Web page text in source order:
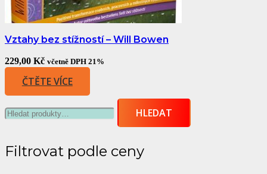
Vztahy bez stížností – Will Bowen
229,00 Kč včetně DPH 21%
ČTĚTE VÍCE
HLEDAT
Filtrovat podle ceny